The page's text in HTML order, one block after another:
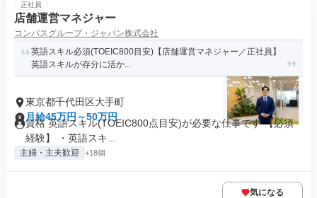
正社員
店舗運営マネジャー
コンパスグループ・ジャパン株式会社
英語スキル必須(TOEIC800目安)【店舗運営マネジャー／正社員】
英語スキルが存分に活か...
東京都千代田区大手町
月給45万円～50万円
資格 英語スキル(TOEIC800点目安)が必要な仕事です 【必須
経験】 ・英語スキ...
主婦・主夫歓迎 +18個
気になる